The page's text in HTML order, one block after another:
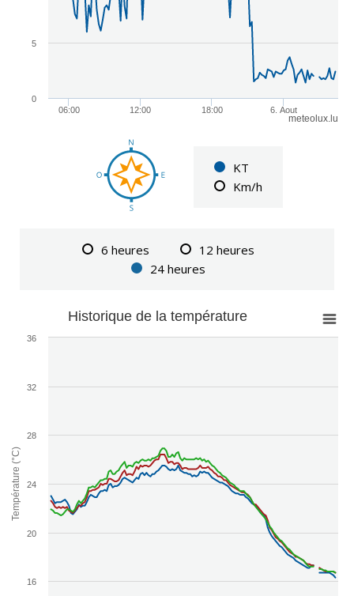
meteolux.lu
06:00 12:00 18:00 6. Aout
0
5
KT
Km/h
6 heures
12 heures
24 heures
Température (°C)
Historique de la température
16
20
24
28
32
36